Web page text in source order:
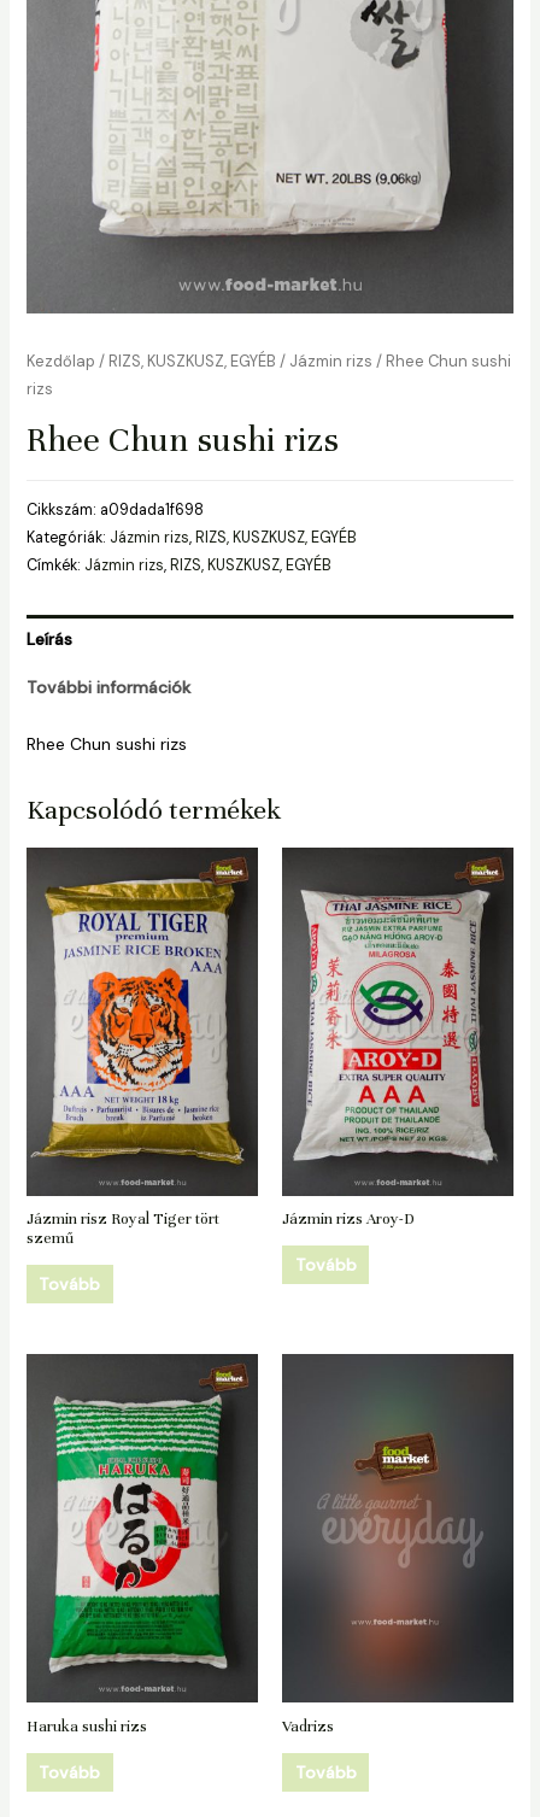
Kezdőlap / RIZS, KUSZKUSZ, EGYÉB / Jázmin rizs / Rhee Chun sushi
rizs
Rhee Chun sushi rizs
Cikkszám: a09dada1f698
Kategóriák: Jázmin rizs, RIZS, KUSZKUSZ, EGYÉB
Címkék: Jázmin rizs, RIZS, KUSZKUSZ, EGYÉB
Leírás
További információk
Rhee Chun sushi rizs
Kapcsolódó termékek
Jázmin risz Royal Tiger tört
szemű
Tovább
Jázmin rizs Aroy-D
Tovább
Haruka sushi rizs
Tovább
Vadrizs
Tovább